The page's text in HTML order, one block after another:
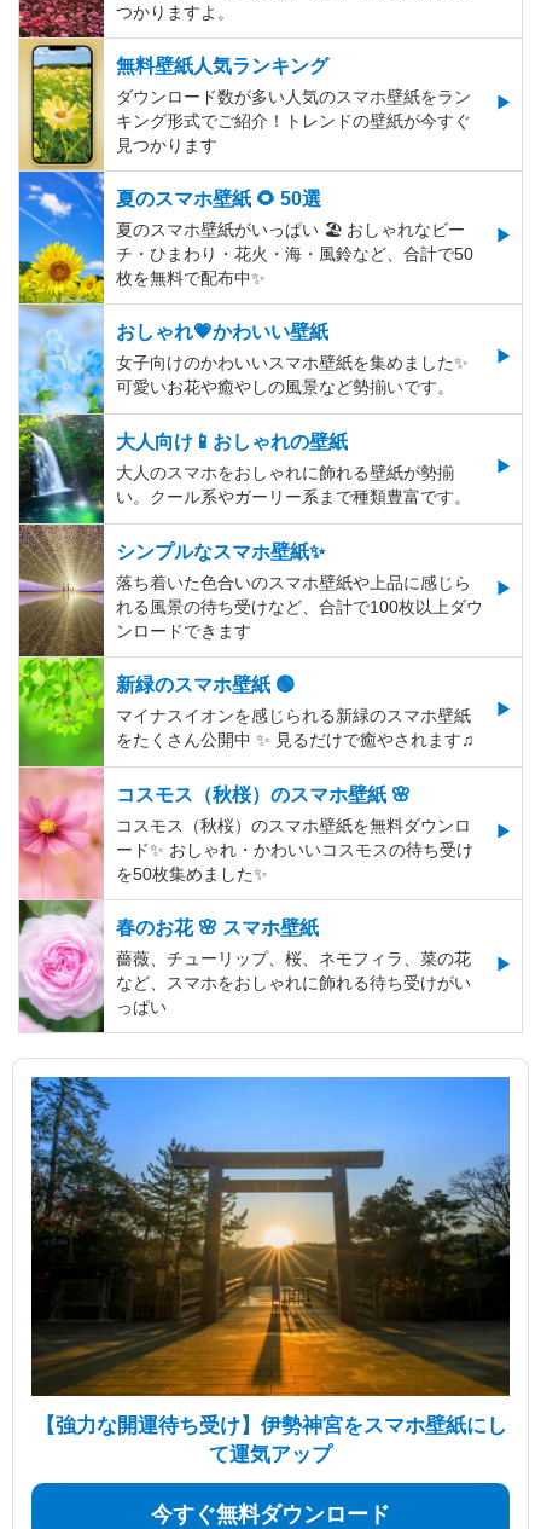
つかりますよ。
無料壁紙人気ランキング
ダウンロード数が多い人気のスマホ壁紙をラン
キング形式でご紹介！トレンドの壁紙が今すぐ
見つかります
夏のスマホ壁紙 🌻 50選
夏のスマホ壁紙がいっぱい 🏖 おしゃれなビー
チ・ひまわり・花火・海・風鈴など、合計で50
枚を無料で配布中✨
おしゃれ💗かわいい壁紙
女子向けのかわいいスマホ壁紙を集めました✨
可愛いお花や癒やしの風景など勢揃いです。
大人向け📱おしゃれの壁紙
大人のスマホをおしゃれに飾れる壁紙が勢揃
い。クール系やガーリー系まで種類豊富です。
シンプルなスマホ壁紙✨
落ち着いた色合いのスマホ壁紙や上品に感じら
れる風景の待ち受けなど、合計で100枚以上ダウ
ンロードできます
新緑のスマホ壁紙 🟢
マイナスイオンを感じられる新緑のスマホ壁紙
をたくさん公開中 ✨ 見るだけで癒やされます♫
コスモス（秋桜）のスマホ壁紙 🌸
コスモス（秋桜）のスマホ壁紙を無料ダウンロ
ード✨️ おしゃれ・かわいいコスモスの待ち受け
を50枚集めました✨️
春のお花 🌸 スマホ壁紙
薔薇、チューリップ、桜、ネモフィラ、菜の花
など、スマホをおしゃれに飾れる待ち受けがい
っぱい
【強力な開運待ち受け】伊勢神宮をスマホ壁紙にし
て運気アップ
今すぐ無料ダウンロード